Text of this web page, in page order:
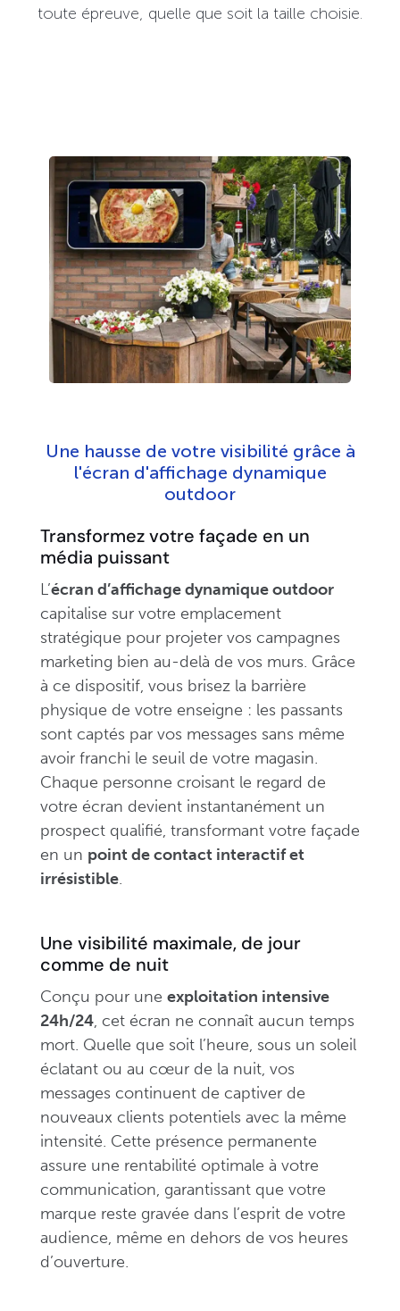
toute épreuve, quelle que soit la taille choisie.
Une hausse de votre visibilité grâce à
l'écran d'affichage dynamique
outdoor
Transformez votre façade en un
média puissant
L’écran d’affichage dynamique outdoor
capitalise sur votre emplacement
stratégique pour projeter vos campagnes
marketing bien au-delà de vos murs. Grâce
à ce dispositif, vous brisez la barrière
physique de votre enseigne : les passants
sont captés par vos messages sans même
avoir franchi le seuil de votre magasin.
Chaque personne croisant le regard de
votre écran devient instantanément un
prospect qualifié, transformant votre façade
en un point de contact interactif et
irrésistible.
Une visibilité maximale, de jour
comme de nuit
Conçu pour une exploitation intensive
24h/24, cet écran ne connaît aucun temps
mort. Quelle que soit l’heure, sous un soleil
éclatant ou au cœur de la nuit, vos
messages continuent de captiver de
nouveaux clients potentiels avec la même
intensité. Cette présence permanente
assure une rentabilité optimale à votre
communication, garantissant que votre
marque reste gravée dans l’esprit de votre
audience, même en dehors de vos heures
d’ouverture.